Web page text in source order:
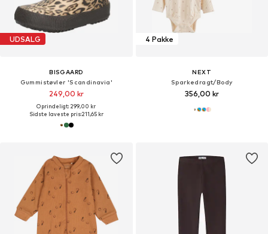
UDSALG
BISGAARD
Gummistøvler 'Scandinavia'
249,00 kr
Oprindeligt: 299,00 kr
Sidste laveste pris:211,65 kr
4 Pakke
NEXT
Sparkedragt/Body
356,00 kr